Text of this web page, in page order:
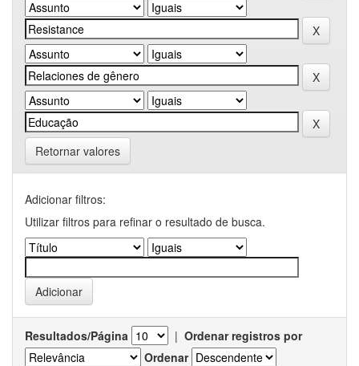
Retornar valores
Adicionar filtros:
Utilizar filtros para refinar o resultado de busca.
Resultados/Página | Ordenar registros por
Ordenar